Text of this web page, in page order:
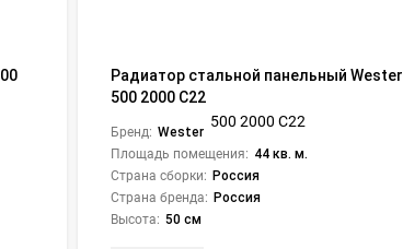
Радиатор стальной панельный Wester
500 2000 C22
Бренд: Wester
Площадь помещения: 44 кв. м.
Страна сборки: Россия
Страна бренда: Россия
Высота: 50 см